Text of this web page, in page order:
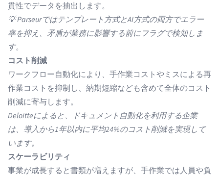
貫性でデータを抽出します。
💡 Parseurではテンプレート方式とAI方式の両方でエラー
率を抑え、矛盾が業務に影響する前にフラグで検知しま
す。
コスト削減
ワークフロー自動化により、手作業コストやミスによる再
作業コストを抑制し、納期短縮なども含めて全体のコスト
削減に寄与します。
Deloitteによると、ドキュメント自動化を利用する企業
は、導入から1年以内に平均24%のコスト削減を実現して
います。
スケーラビリティ
事業が成長すると書類が増えますが、手作業では人員や負